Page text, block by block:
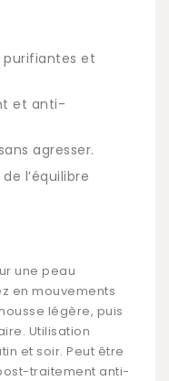
purifiantes et
et anti-
agresser.
l’équilibre
une peau
en mouvements
légère, puis
Utilisation
et soir. Peut être
traitement anti-